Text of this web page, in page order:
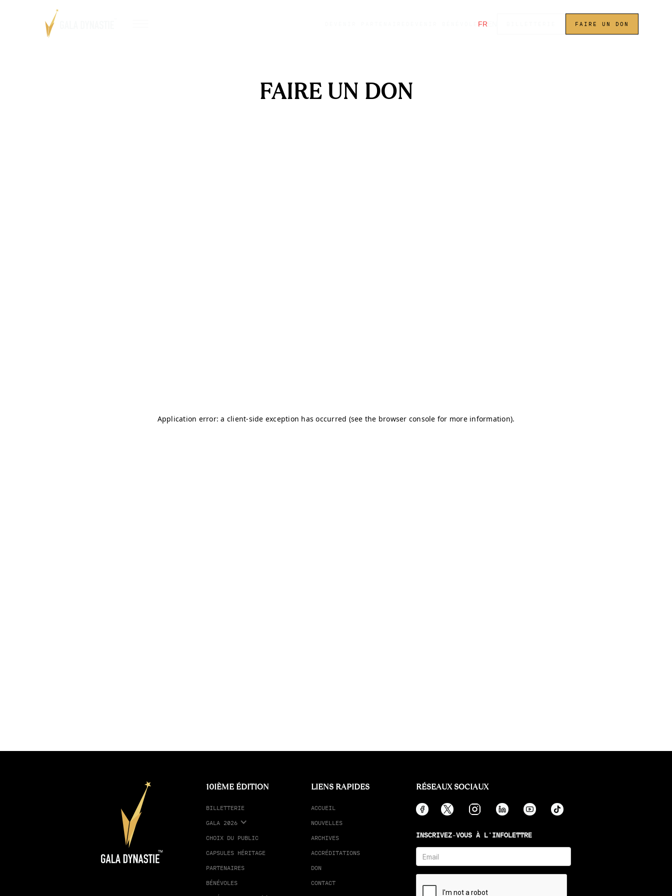
FR FAIRE UN DON
FAIRE UN DON
10IÈME ÉDITION
BILLETTERIE
GALA 2026
CHOIX DU PUBLIC
CAPSULES HÉRITAGE
PARTENAIRES
BÉNÉVOLES
LIENS RAPIDES
ACCUEIL
NOUVELLES
ARCHIVES
ACCRÉDITATIONS
DON
CONTACT
RÉSEAUX SOCIAUX
INSCRIVEZ-VOUS À L'INFOLETTRE